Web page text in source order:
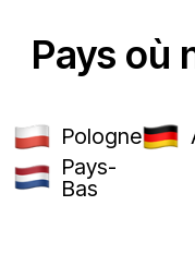
Pays où
Pologne
Pays-
Bas